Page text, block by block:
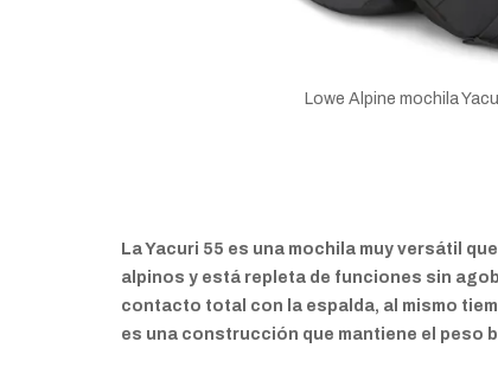
Lowe Alpine mochila
La Yacuri 55 es una mochila muy versátil
alpinos y está repleta de funciones sin
contacto total con la espalda, al mismo
es una construcción que mantiene el peso